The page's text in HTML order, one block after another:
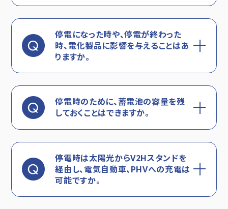
停電になった時や、停電が終わった
時、電化製品に影響を与えることはあ
りますか。
停電時のために、蓄電池の容量を残
しておくことはできますか。
停電時は太陽光からV2Hスタンドを
経由し、電気自動車、PHVへの充電は
可能ですか。